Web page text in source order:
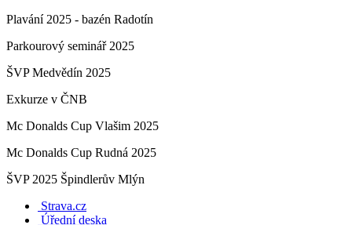
Plavání 2025 - bazén Radotín
Parkourový seminář 2025
ŠVP Medvědín 2025
Exkurze v ČNB
Mc Donalds Cup Vlašim 2025
Mc Donalds Cup Rudná 2025
ŠVP 2025 Špindlerův Mlýn
Strava.cz
Úřední deska